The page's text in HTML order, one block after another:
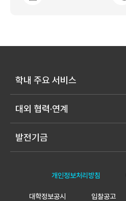
학내 주요 서비스
대외 협력·연계
발전기금
개인정보처리방침
대학정보공시 입찰공고